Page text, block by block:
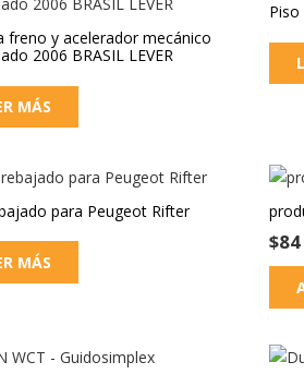
freno y acelerador mecánico
2006 BRASIL LEVER
MÁS
para Peugeot Rifter
MÁS
$84